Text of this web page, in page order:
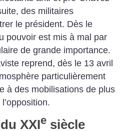
des militaires
le président. Dès le
pouvoir est mis à mal par
de grande importance.
reprend, dès le 13 avril
particulièrement
à des mobilisations de plus
XXIe siècle